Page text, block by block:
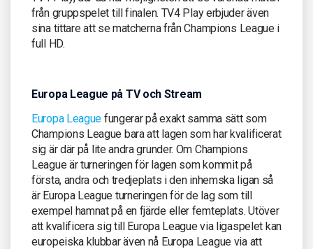
från gruppspelet till finalen. TV4 Play erbjuder även
sina tittare att se matcherna från Champions League i
full HD.
Europa League på TV och Stream
Europa League fungerar på exakt samma sätt som
Champions League bara att lagen som har kvalificerat
sig är där på lite andra grunder. Om Champions
League är turneringen för lagen som kommit på
första, andra och tredjeplats i den inhemska ligan så
är Europa League turneringen för de lag som till
exempel hamnat på en fjärde eller femteplats. Utöver
att kvalificera sig till Europa League via ligaspelet kan
europeiska klubbar även nå Europa League via att